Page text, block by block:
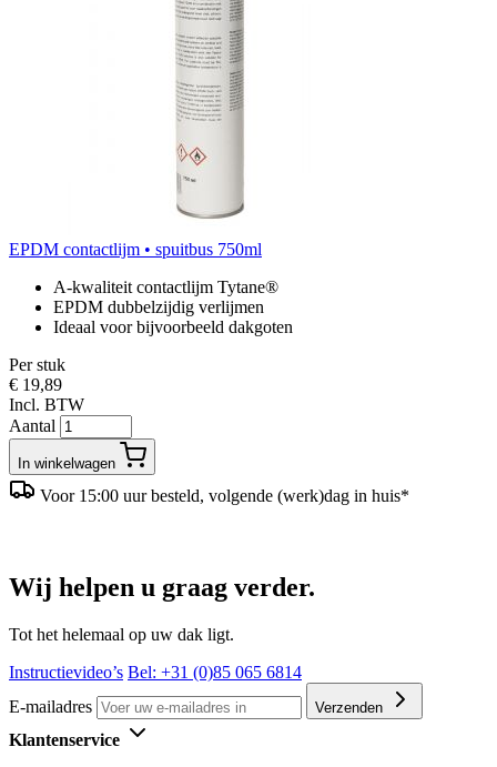
EPDM contactlijm • spuitbus 750ml
A-kwaliteit contactlijm Tytane®
EPDM dubbelzijdig verlijmen
Ideaal voor bijvoorbeeld dakgoten
Per stuk
€ 19,89
Incl. BTW
Aantal
In winkelwagen
Voor 15:00 uur besteld, volgende (werk)dag in huis*
Wij helpen u graag verder.
Tot het helemaal op uw dak ligt.
Instructievideo’s Bel: +31 (0)85 065 6814
E-mailadres
Verzenden
Klantenservice